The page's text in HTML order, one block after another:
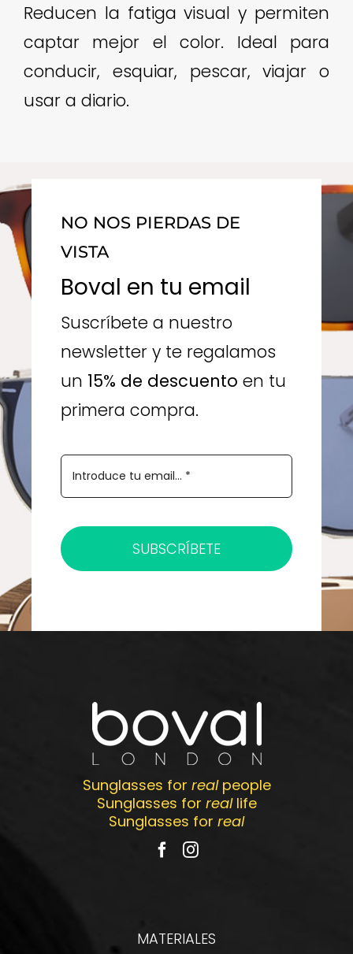
Reducen la fatiga visual y permiten
captar mejor el color. Ideal para
conducir, esquiar, pescar, viajar o
usar a diario.
NO NOS PIERDAS DE
VISTA
Boval en tu email
Suscríbete a nuestro
newsletter y te regalamos
un 15% de descuento en tu
primera compra.
SUBSCRÍBETE
Sunglasses for realpeople
Sunglasses for reallife
Sunglasses for real
MATERIALES